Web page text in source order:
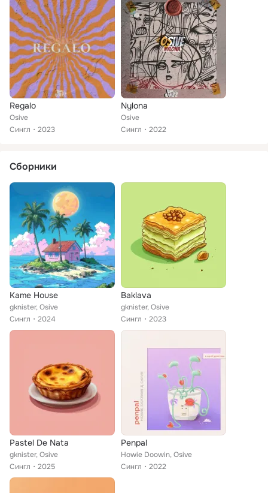
Regalo
Osive
Сингл
2023
Nylona
Osive
Сингл
2022
Сборники
Kame House
gknister, Osive
Сингл
2024
Baklava
gknister, Osive
Сингл
2023
Pastel De Nata
gknister, Osive
Сингл
2025
Penpal
Howie Doowin, Osive
Сингл
2022